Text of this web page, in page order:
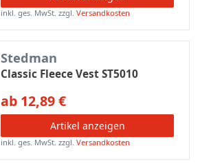
inkl. ges. MwSt. zzgl.Versandkosten
Stedman
Classic Fleece Vest ST5010
ab 12,89 €
Artikel anzeigen
inkl. ges. MwSt. zzgl.Versandkosten